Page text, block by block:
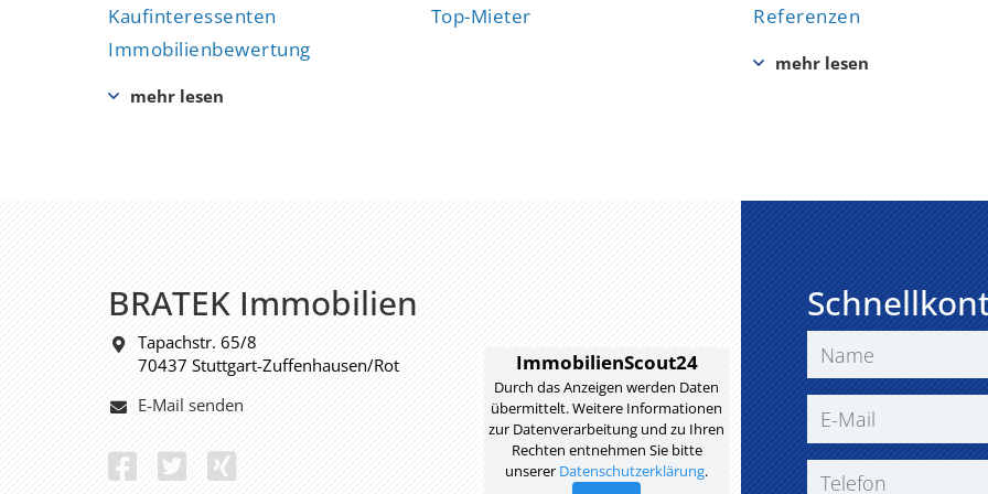
Kaufinteressenten
Immobilienbewertung
Top-Mieter Referenzen
BRATEK Immobilien
Tapachstr. 65/8
70437 Stuttgart-Zuffenhausen/Rot
E-Mail senden